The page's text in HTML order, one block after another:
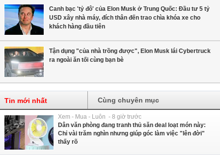
Canh bạc 'tỷ đô' của Elon Musk ở Trung Quốc: Đầu tư 5 tỷ
USD xây nhà máy, đích thân đến trao chìa khóa xe cho
khách hàng đầu tiên
Tận dụng "của nhà trồng được", Elon Musk lái Cybertruck
ra ngoài ăn tối cùng bạn bè
Tin mới nhất Cùng chuyên mục
Xem - Mua - Luôn - 8 giờ trước
Dân văn phòng đang tranh thủ săn deal loạt món này:
Chỉ vài trăm nghìn nhưng giúp góc làm việc "lên đời"
thấy rõ